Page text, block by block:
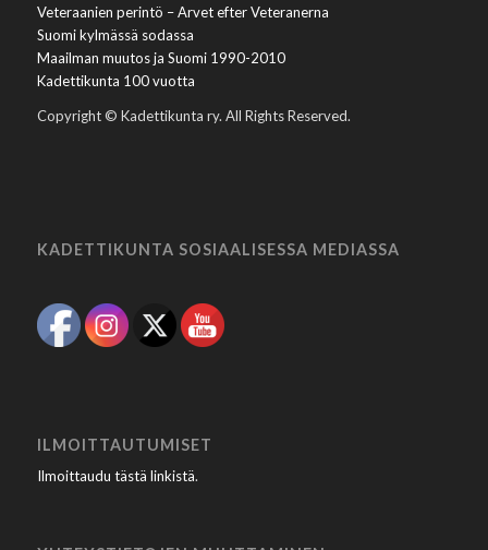
Veteraanien perintö – Arvet efter Veteranerna
Suomi kylmässä sodassa
Maailman muutos ja Suomi 1990-2010
Kadettikunta 100 vuotta
Copyright © Kadettikunta ry. All Rights Reserved.
KADETTIKUNTA SOSIAALISESSA MEDIASSA
ILMOITTAUTUMISET
Ilmoittaudu tästä linkistä.